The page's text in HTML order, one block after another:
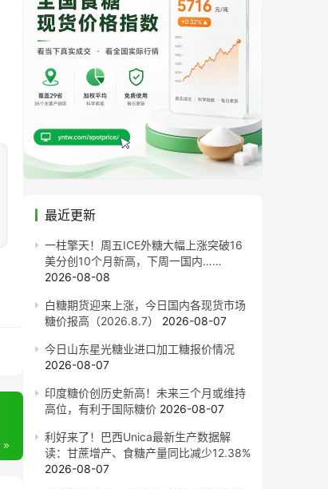
最近更新
一柱擎天！周五ICE外糖大幅上涨突破16
美分创10个月新高，下周一国内……
2026-08-08
白糖期货迎来上涨，今日国内各现货市场
糖价报高（2026.8.7）
2026-08-07
今日山东星光糖业进口加工糖报价情况
2026-08-07
印度糖价创历史新高！未来三个月或维持
高位，有利于国际糖价 2026-08-07
利好来了！巴西Unica最新生产数据解
读：甘蔗增产、食糖产量同比减少12.38%
2026-08-07